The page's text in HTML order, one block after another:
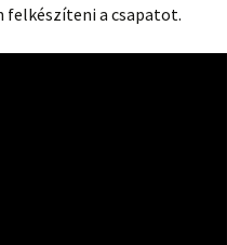
felkészíteni a csapatot.